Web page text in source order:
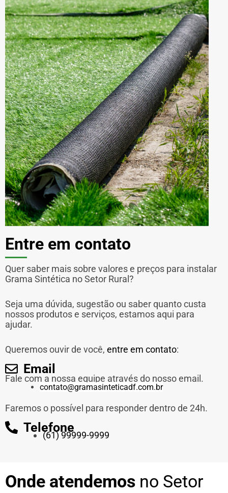
Entre em contato
Quer saber mais sobre valores e preços para instalar
Grama Sintética no Setor Rural?
Seja uma dúvida, sugestão ou saber quanto custa
nossos produtos e serviços, estamos aqui para
ajudar.
Queremos ouvir de você, entre em contato:
Email
Fale com a nossa equipe através do nosso email.
contato@gramasinteticadf.com.br
Faremos o possível para responder dentro de 24h.
Telefone
(61) 99999-9999
Onde atendemos no Setor